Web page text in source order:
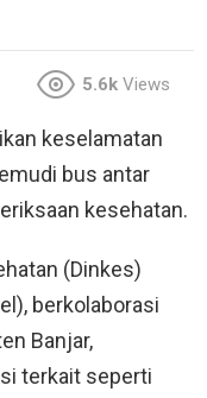
5.6k Views
keselamatan
bus antar
kesehatan.
(Dinkes)
berkolaborasi
Banjar,
terkait seperti